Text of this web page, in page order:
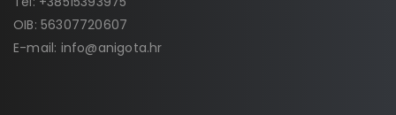
OIB: 56307720607
E-mail: info@anigota.hr